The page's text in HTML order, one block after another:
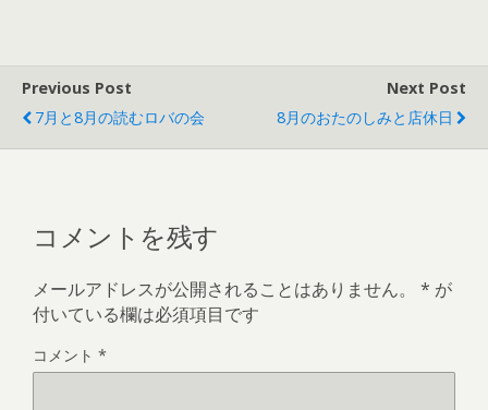
Previous Post
7月と8月の読むロバの会
Next Post
8月のおたのしみと店休日
コメントを残す
メールアドレスが公開されることはありません。 * が
付いている欄は必須項目です
コメント *